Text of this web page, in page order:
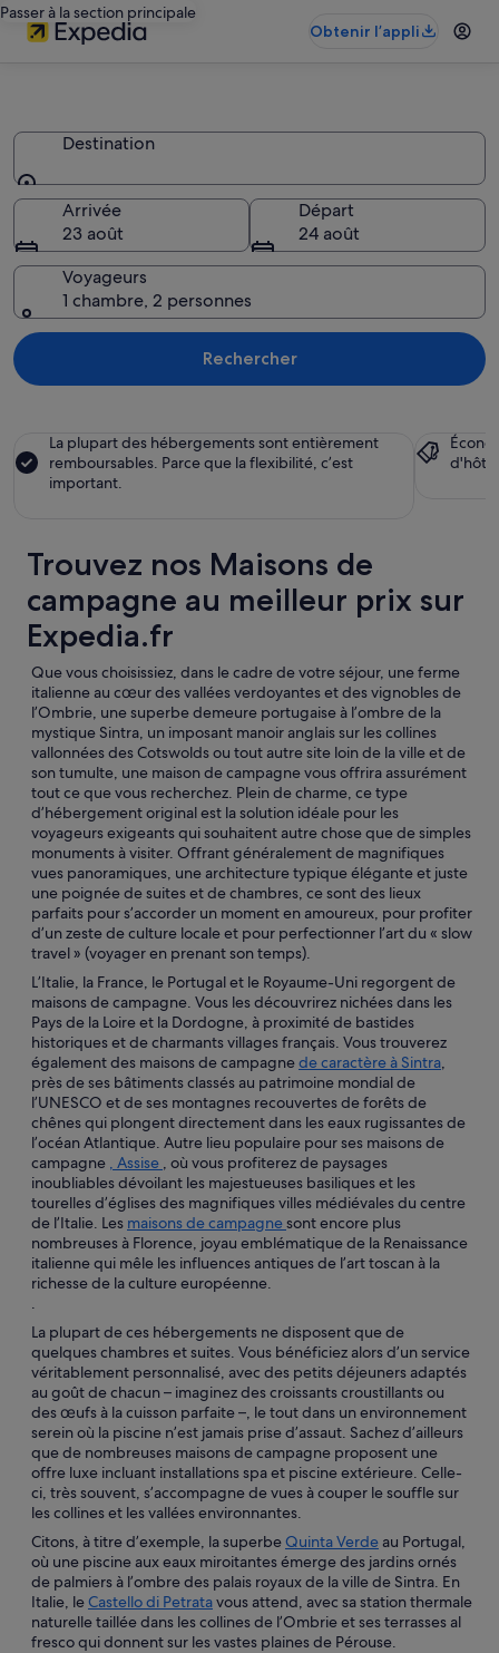
Passer à la section principale
Obtenir l’appli
Destination
Destination
Arrivée
23 août
Départ
24 août
Voyageurs
1 chambre, 2 personnes
Rechercher
La plupart des hébergements sont entièrement
remboursables. Parce que la flexibilité, c’est
important.
Trouvez nos Maisons de
campagne au meilleur prix sur
Expedia.fr
Que vous choisissiez, dans le cadre de votre séjour, une ferme
italienne au cœur des vallées verdoyantes et des vignobles de
l’Ombrie, une superbe demeure portugaise à l’ombre de la
mystique Sintra, un imposant manoir anglais sur les collines
vallonnées des Cotswolds ou tout autre site loin de la ville et de
son tumulte, une maison de campagne vous offrira assurément
tout ce que vous recherchez. Plein de charme, ce type
d’hébergement original est la solution idéale pour les
voyageurs exigeants qui souhaitent autre chose que de simples
monuments à visiter. Offrant généralement de magnifiques
vues panoramiques, une architecture typique élégante et juste
une poignée de suites et de chambres, ce sont des lieux
parfaits pour s’accorder un moment en amoureux, pour profiter
d’un zeste de culture locale et pour perfectionner l’art du « slow
travel » (voyager en prenant son temps).
L’Italie, la France, le Portugal et le Royaume-Uni regorgent de
maisons de campagne. Vous les découvrirez nichées dans les
Pays de la Loire et la Dordogne, à proximité de bastides
historiques et de charmants villages français. Vous trouverez
également des maisons de campagnede caractère à Sintra,
près de ses bâtiments classés au patrimoine mondial de
l’UNESCO et de ses montagnes recouvertes de forêts de
chênes qui plongent directement dans les eaux rugissantes de
l’océan Atlantique. Autre lieu populaire pour ses maisons de
campagne , Assise , où vous profiterez de paysages
inoubliables dévoilant les majestueuses basiliques et les
tourelles d’églises des magnifiques villes médiévales du centre
de l’Italie. Les maisons de campagnesont encore plus
nombreuses à Florence, joyau emblématique de la Renaissance
italienne qui mêle les influences antiques de l’art toscan à la
richesse de la culture européenne.
.
La plupart de ces hébergements ne disposent que de
quelques chambres et suites. Vous bénéficiez alors d’un service
véritablement personnalisé, avec des petits déjeuners adaptés
au goût de chacun – imaginez des croissants croustillants ou
des œufs à la cuisson parfaite –, le tout dans un environnement
serein où la piscine n’est jamais prise d’assaut. Sachez d’ailleurs
que de nombreuses maisons de campagne proposent une
offre luxe incluant installations spa et piscine extérieure. Celle-
ci, très souvent, s’accompagne de vues à couper le souffle sur
les collines et les vallées environnantes.
Citons, à titre d’exemple, la superbeQuinta Verde au Portugal,
où une piscine aux eaux miroitantes émerge des jardins ornés
de palmiers à l’ombre des palais royaux de la ville de Sintra. En
Italie, leCastello di Petratavous attend, avec sa station thermale
naturelle taillée dans les collines de l’Ombrie et ses terrasses al
fresco qui donnent sur les vastes plaines de Pérouse.